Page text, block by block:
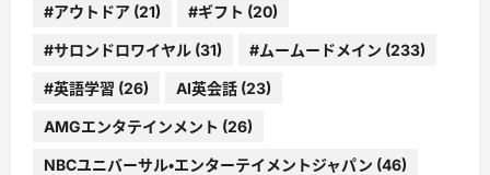
#アウトドア (21) #ギフト (20)
#サロンドロワイヤル (31) #ムームードメイン (233)
#英語学習 (26) AI英会話 (23)
AMGエンタテインメント (26)
NBCユニバーサル・エンターテイメントジャパン (46)